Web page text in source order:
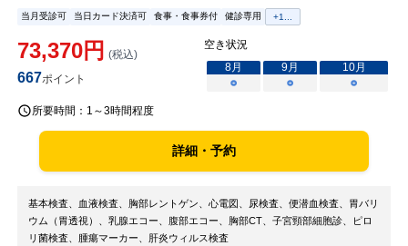
当月受診可 当日カード決済可 食事・食事券付 健診専用 +1...
73,370円 (税込)
667ポイント
空き状況
8月 9月 10月
○
○ ○
所要時間： 1～3時間程度
詳細・予約
基本検査、血液検査、胸部レントゲン、心電図、尿検査、便潜血検査、胃バリ
ウム（胃透視）、乳腺エコー、腹部エコー、胸部CT、子宮頸部細胞診、ピロ
リ菌検査、腫瘍マーカー、肝炎ウィルス検査